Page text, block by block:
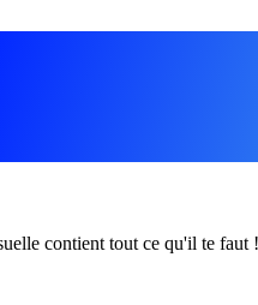
contient tout ce qu'il te faut !